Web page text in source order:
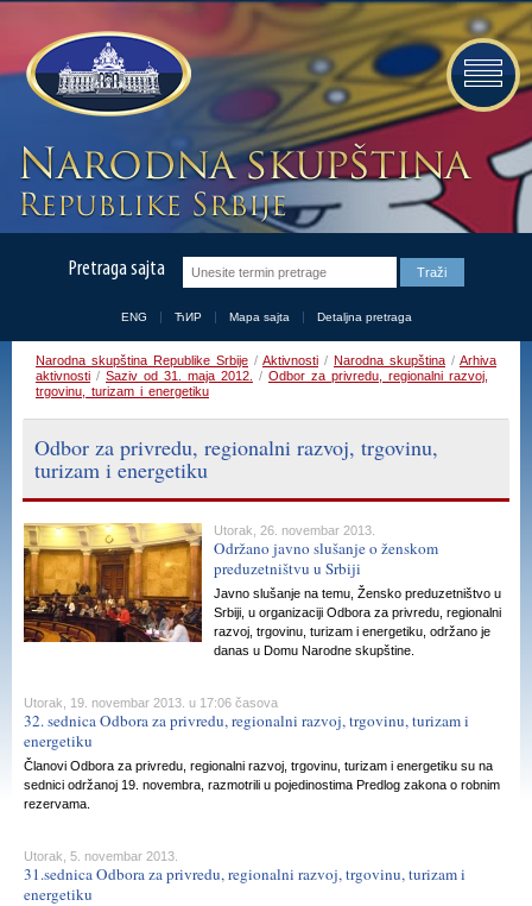
Pretraga sajta
ENG ЋИР Mapa sajta Detaljna pretraga
Narodna skupština Republike Srbije / Aktivnosti / Narodna skupština / Arhiva
aktivnosti / Saziv od 31. maja 2012. / Odbor za privredu, regionalni razvoj,
trgovinu, turizam i energetiku
Odbor za privredu, regionalni razvoj, trgovinu,
turizam i energetiku
Utorak, 26. novembar 2013.
Održano javno slušanje o ženskom
preduzetništvu u Srbiji
Javno slušanje na temu, Žensko preduzetništvo u
Srbiji, u organizaciji Odbora za privredu, regionalni
razvoj, trgovinu, turizam i energetiku, održano je
danas u Domu Narodne skupštine.
Utorak, 19. novembar 2013. u 17:06 časova
32. sednica Odbora za privredu, regionalni razvoj, trgovinu, turizam i
energetiku
Članovi Odbora za privredu, regionalni razvoj, trgovinu, turizam i energetiku su na
sednici održanoj 19. novembra, razmotrili u pojedinostima Predlog zakona o robnim
rezervama.
Utorak, 5. novembar 2013.
31.sednica Odbora za privredu, regionalni razvoj, trgovinu, turizam i
energetiku